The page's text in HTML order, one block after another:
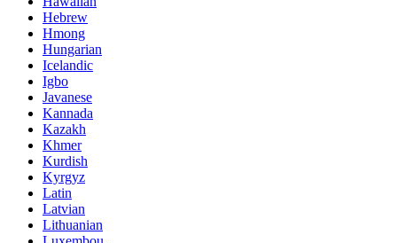
Hebrew
Hmong
Hungarian
Icelandic
Igbo
Javanese
Kannada
Kazakh
Khmer
Kurdish
Kyrgyz
Latin
Latvian
Lithuanian